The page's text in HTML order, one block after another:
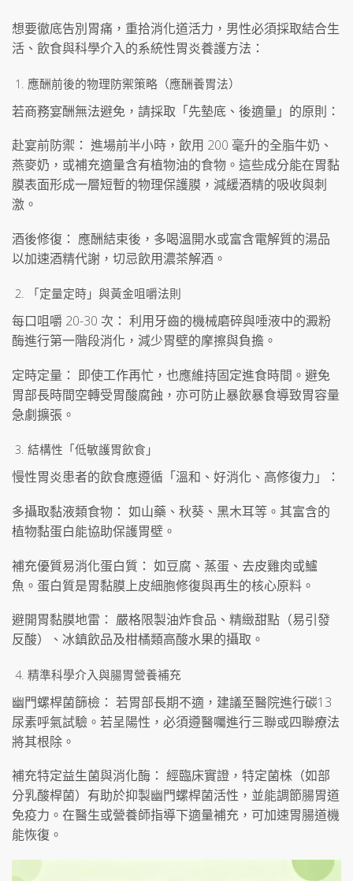
想要徹底告別胃痛，重拾消化道活力，男性必須採取結合生
活、飲食與科學介入的系統性胃炎養護方法：
應酬前後的物理防禦策略（應酬養胃法）
若商務宴酬無法避免，請採取「先墊底、後適量」的原則：
赴宴前防禦： 進場前半小時，飲用 200 毫升的全脂牛奶、
燕麥奶，或補充適量含有植物油的食物。這些成分能在胃黏
膜表面形成一層短暫的物理保護膜，減緩酒精的吸收與刺
激。
酒後修復： 應酬結束後，多喝溫開水或富含電解質的湯品
以加速酒精代謝，切忌飲用濃茶解酒。
「定量定時」與黃金咀嚼法則
每口咀嚼 20-30 次： 利用牙齒的機械磨碎與唾液中的澱粉
酶進行第一階段消化，減少胃壁的摩擦與負擔。
定時定量： 即使工作再忙，也應維持固定進食時間。避免
胃部長時間空轉受胃酸腐蝕，亦可防止暴飲暴食導致胃容量
急劇擴張。
結構性「低敏護胃飲食」
慢性胃炎患者的飲食應遵循「溫和、好消化、高修復力」：
多攝取黏液類食物： 如山藥、秋葵、黑木耳等。其富含的
植物黏蛋白能協助保護胃壁。
補充優質易消化蛋白質： 如豆腐、蒸蛋、去皮雞肉或鱸
魚。蛋白質是胃黏膜上皮細胞修復與再生的核心原料。
避開胃黏膜地雷： 嚴格限製油炸食品、精緻甜點（易引發
反酸）、冰鎮飲品及柑橘類高酸水果的攝取。
精準科學介入與腸胃營養補充
幽門螺桿菌篩檢： 若胃部長期不適，建議至醫院進行碳13
尿素呼氣試驗。若呈陽性，必須遵醫囑進行三聯或四聯療法
將其根除。
補充特定益生菌與消化酶： 經臨床實證，特定菌株（如部
分乳酸桿菌）有助於抑製幽門螺桿菌活性，並能調節腸胃道
免疫力。在醫生或營養師指導下適量補充，可加速胃腸道機
能恢復。